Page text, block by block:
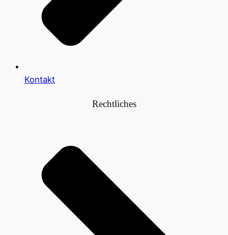
Kontakt
Rechtliches